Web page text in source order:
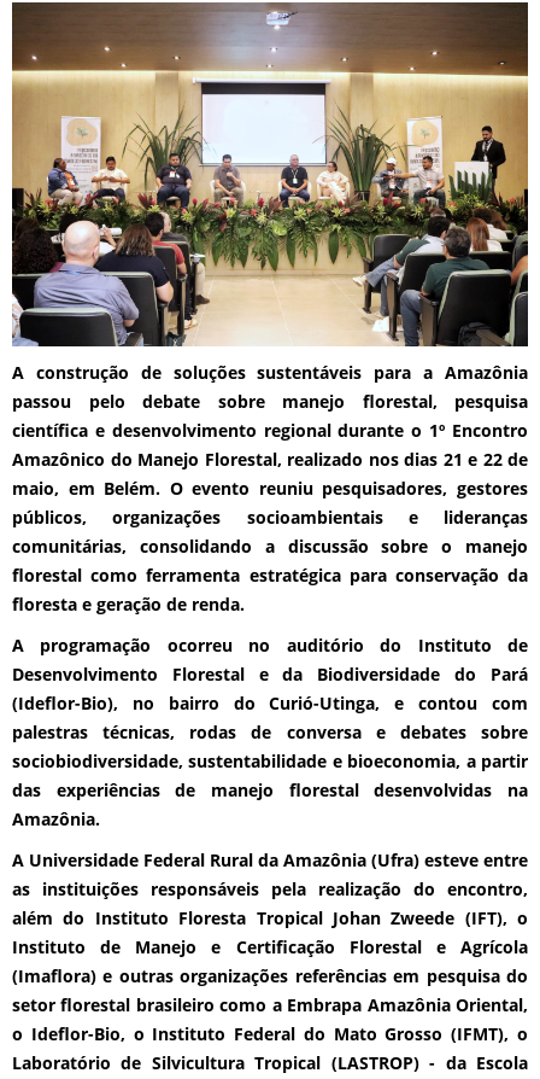
A construção de soluções sustentáveis para a Amazônia
passou pelo debate sobre manejo florestal, pesquisa
científica e desenvolvimento regional durante o 1º Encontro
Amazônico do Manejo Florestal, realizado nos dias 21 e 22 de
maio, em Belém. O evento reuniu pesquisadores, gestores
públicos, organizações socioambientais e lideranças
comunitárias, consolidando a discussão sobre o manejo
florestal como ferramenta estratégica para conservação da
floresta e geração de renda.
A programação ocorreu no auditório do Instituto de
Desenvolvimento Florestal e da Biodiversidade do Pará
(Ideflor-Bio), no bairro do Curió-Utinga, e contou com
palestras técnicas, rodas de conversa e debates sobre
sociobiodiversidade, sustentabilidade e bioeconomia, a partir
das experiências de manejo florestal desenvolvidas na
Amazônia.
A Universidade Federal Rural da Amazônia (Ufra) esteve entre
as instituições responsáveis pela realização do encontro,
além do Instituto Floresta Tropical Johan Zweede (IFT), o
Instituto de Manejo e Certificação Florestal e Agrícola
(Imaflora) e outras organizações referências em pesquisa do
setor florestal brasileiro como a Embrapa Amazônia Oriental,
o Ideflor-Bio, o Instituto Federal do Mato Grosso (IFMT), o
Laboratório de Silvicultura Tropical (LASTROP) - da Escola